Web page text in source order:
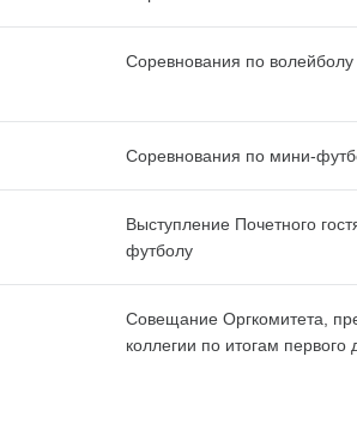
Соревнования по волейболу
Соревнования по мини-
Выступление Почетного
футболу
Совещание Оргкомитета,
коллегии по итогам первого